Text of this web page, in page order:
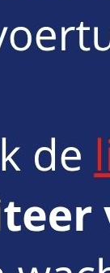
de vitesse
toute la famille
la
sécurité.
de Luxauto
à partir de 1
rendre votre
celle de départ.